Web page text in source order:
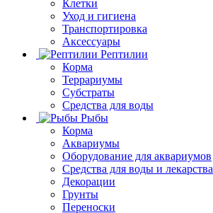
Клетки
Уход и гигиена
Транспортировка
Аксессуары
Рептилии
Корма
Террариумы
Субстраты
Средства для воды
Рыбы
Корма
Аквариумы
Оборудование для аквариумов
Средства для воды и лекарства
Декорации
Грунты
Переноски